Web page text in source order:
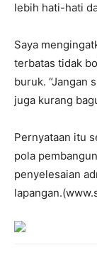
lebih hati-hati
Saya
terbatas tidak
buruk. “Jangan
juga kurang
Pernyataan itu
pola
penyelesaian